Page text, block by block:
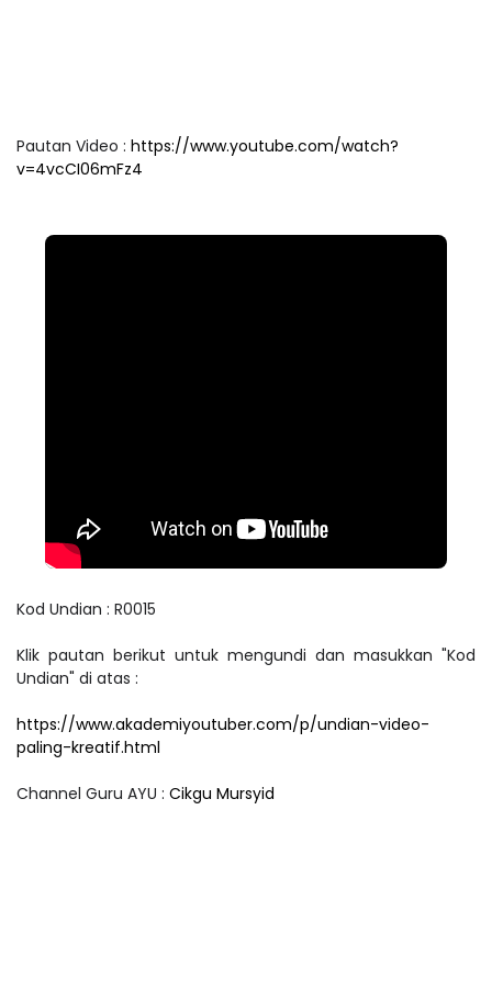
Pautan Video : https://www.youtube.com/watch?
v=4vcCI06mFz4
Kod Undian : R0015
Klik pautan berikut untuk mengundi dan masukkan "Kod
Undian" di atas :
https://www.akademiyoutuber.com/p/undian-video-
paling-kreatif.html
Channel Guru AYU : Cikgu Mursyid